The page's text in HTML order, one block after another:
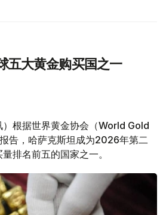
五大黄金购买国之一
）根据世界黄金协会（World Gold
告，哈萨克斯坦成为2026年第二
排名前五的国家之一。